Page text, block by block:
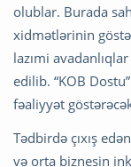
olublar. Burada
xidmətlərinin
lazımi
edilib. “KOB
fəaliyyət
Tədbirdə çıxış
və orta biznesin